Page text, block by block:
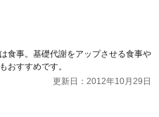
食事。基礎代謝をアップさせる食事や
おすすめです。
更新日：2012年10月29日